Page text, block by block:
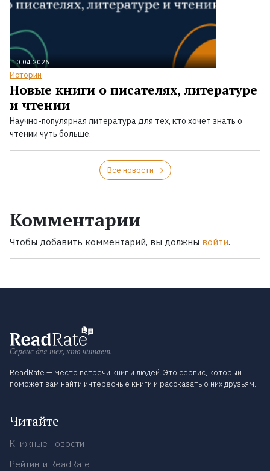
10.04.2026
Истории
Новые книги о писателях, литературе
и чтении
Научно-популярная литература для тех, кто хочет знать о
чтении чуть больше.
Все новости
Комментарии
Чтобы добавить комментарий, вы должны войти.
Сервис для тех, кто читает.
ReadRate — место встречи книг и людей. Это сервис, который
поможет вам найти интересные книги и рассказать о них друзьям.
Читайте
Книжные новости
Рейтинги ReadRate